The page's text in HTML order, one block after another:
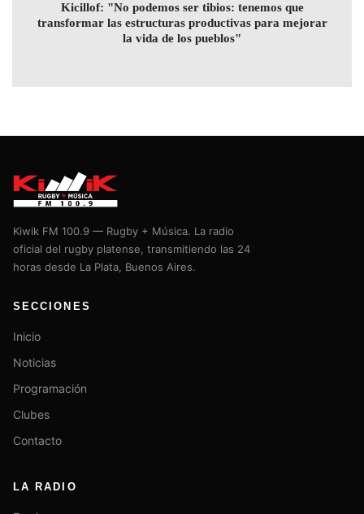
Kicillof: "No podemos ser tibios: tenemos que
transformar las estructuras productivas para mejorar
la vida de los pueblos"
Kiwik FM 100.9 — Rugby + Música. La radio
oficial del rugby platense, transmitiendo las 24
horas desde La Plata, Buenos Aires.
SECCIONES
Inicio
Noticias
Programación
Clubes
Contacto
LA RADIO